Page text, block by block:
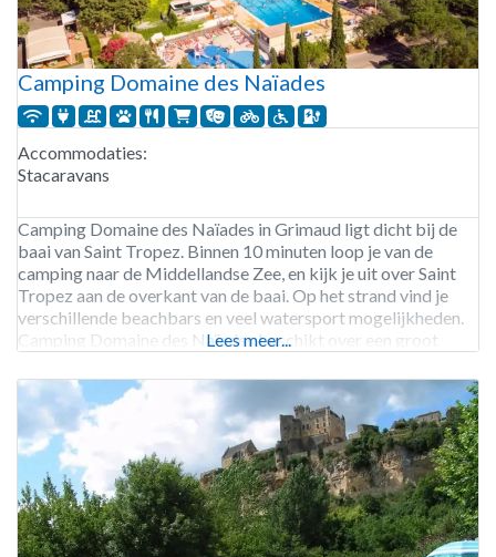
Camping Domaine des Naïades
Accommodaties:
Stacaravans
Camping Domaine des Naïades in Grimaud ligt dicht bij de
baai van Saint Tropez. Binnen 10 minuten loop je van de
camping naar de Middellandse Zee, en kijk je uit over Saint
Tropez aan de overkant van de baai. Op het strand vind je
verschillende beachbars en veel watersport mogelijkheden.
Camping Domaine des Naïades beschikt over een groot
Lees meer...